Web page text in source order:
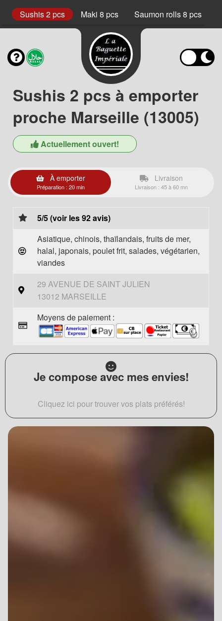
Sushis 2 pcs Maki 8 pcs Saumon rolls 8 pcs
Sushis 2 pcs à emporter
proche Marseille (13005)
Actuellement ouvert!
À emporter
Préparation : 20 min
Livraison
Livraison : 45 à 60 mn
5/5 (voir les 92 avis)
Asiatique, chinois, thaïlandais, fruits de mer,
halal, japonais, poulet frit, salades, végétarien,
viandes
29 AVENUE DE SAINT JULIEN
13012 MARSEILLE
Moyens de paiement :
Je compose avec mes envies!
Cliquez ici pour trouver vos plats préférés!